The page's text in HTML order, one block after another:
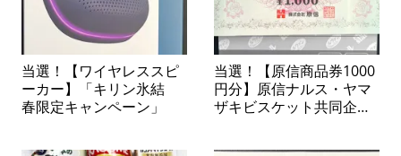
当選！【ワイヤレススピ
ーカー】「キリン氷結
春限定キャンペーン」
当選！【原信商品券1000
円分】原信ナルス・ヤマ
ザキビスケット共同企画